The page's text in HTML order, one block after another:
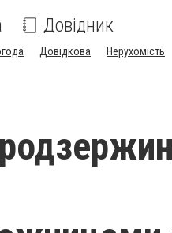
Довідник
Довідкова Нерухомість